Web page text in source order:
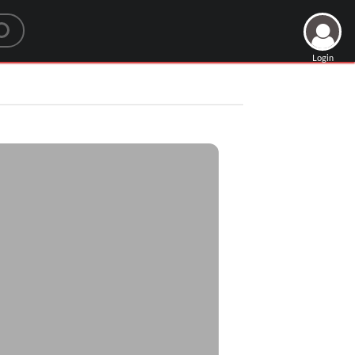
Login